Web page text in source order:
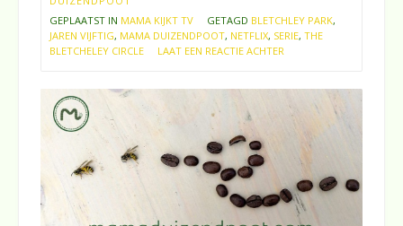
GEPLAATST IN MAMA KIJKT TV GETAGD BLETCHLEY PARK,
JAREN VIJFTIG, MAMA DUIZENDPOOT, NETFLIX, SERIE, THE
BLETCHELEY CIRCLE
LAAT EEN REACTIE ACHTER